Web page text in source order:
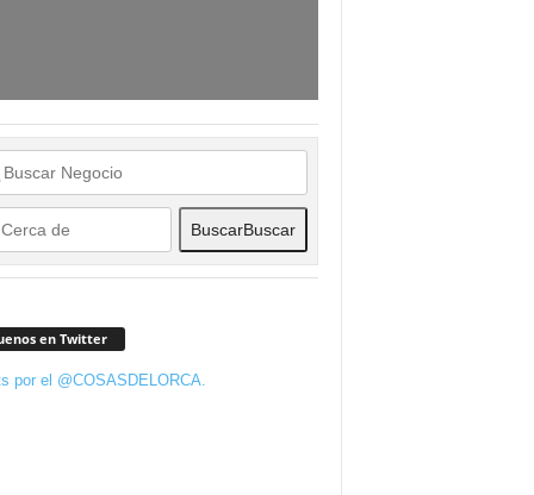
BuscarBuscar
en Twitter
por el @COSASDELORCA.